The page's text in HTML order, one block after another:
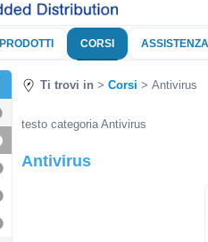
PRODOTTI CORSI ASSISTENZA
Ti trovi in Corsi Antivirus
testo categoria Antivirus
Antivirus